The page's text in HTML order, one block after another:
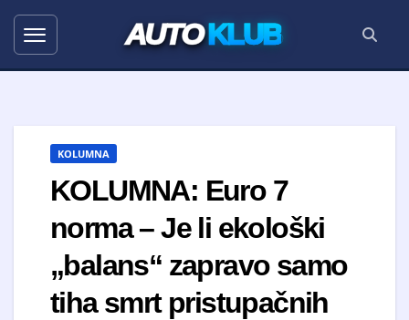
AUTOKLUB
KOLUMNA
KOLUMNA: Euro 7
norma – Je li ekološki
„balans“ zapravo samo
tiha smrt pristupačnih